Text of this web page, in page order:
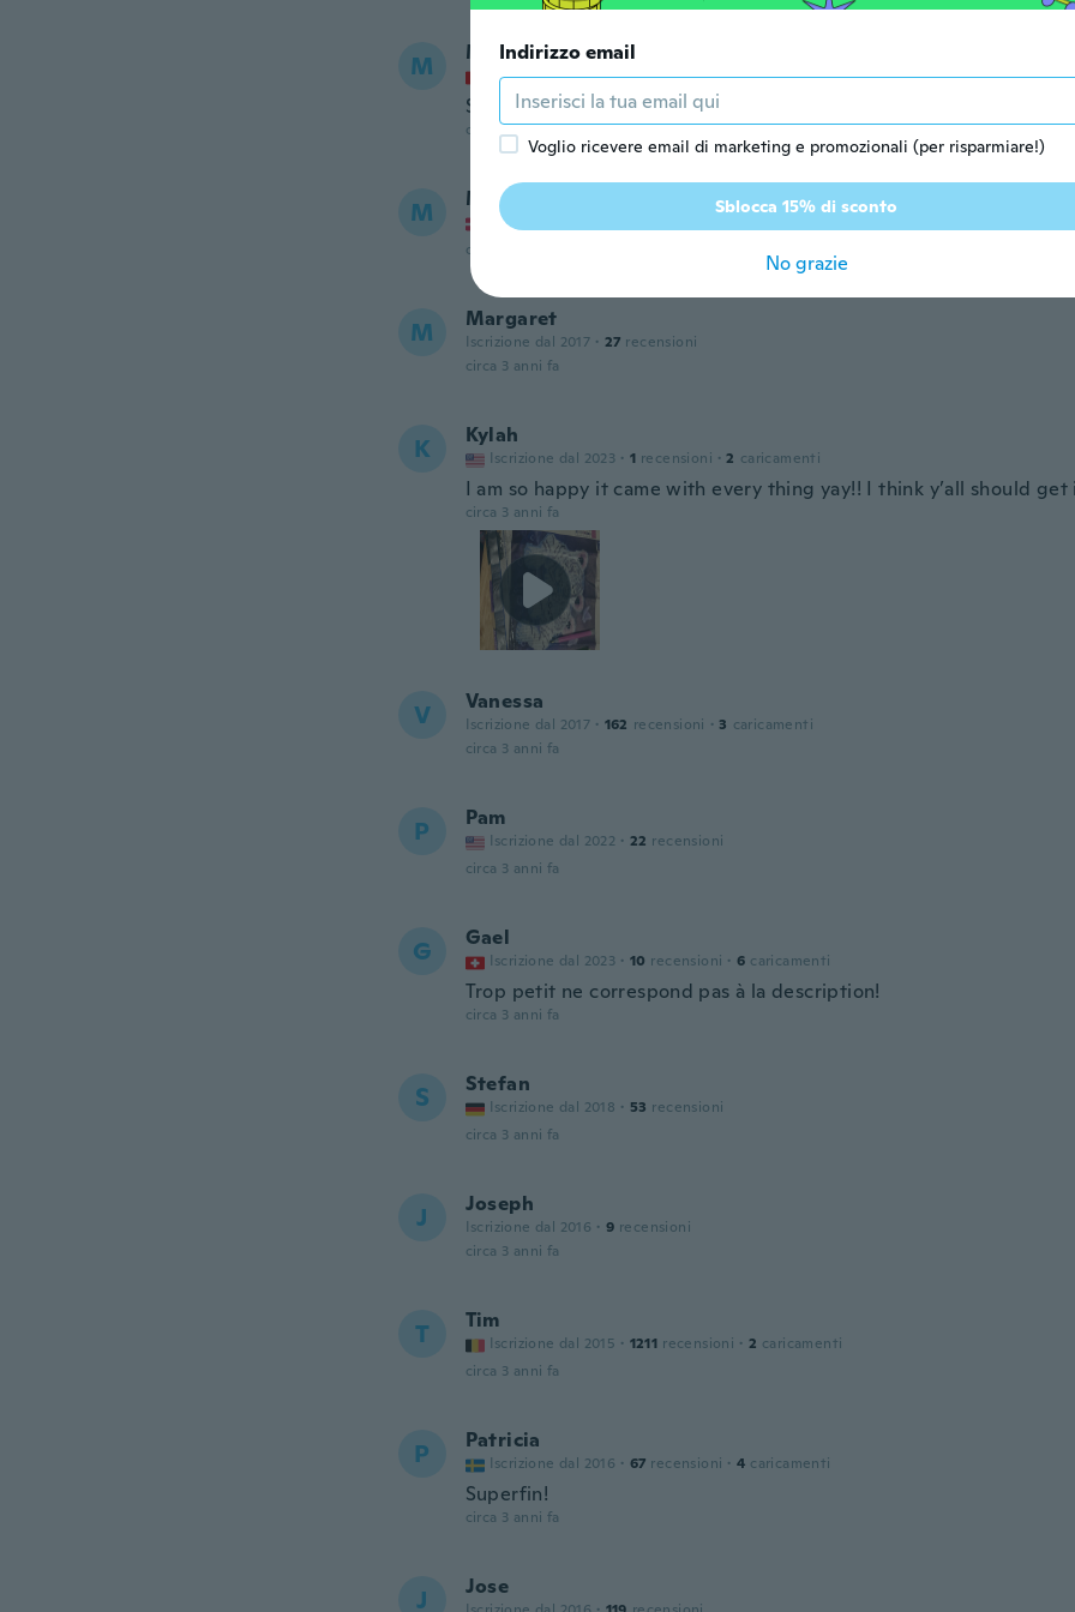
M Martin
Iscrizione dal 2023 · 31 recensioni · 2 caricamenti
Super süss
circa 3 anni fa
M Michelle
Iscrizione dal 2016
circa 3 anni fa
M Margaret
Iscrizione dal 2017 · 27 recensioni
circa 3 anni fa
K Kylah
Iscrizione dal 2023 · 1 recensioni · 2 caricamenti
I am so happy it came with every thing yay!! I think y’all should get
circa 3 anni fa
V Vanessa
Iscrizione dal 2017 · 162 recensioni · 3 caricamenti
circa 3 anni fa
P Pam
Iscrizione dal 2022 · 22 recensioni
circa 3 anni fa
G Gael
Iscrizione dal 2023 · 10 recensioni · 6 caricamenti
Trop petit ne correspond pas à la description!
circa 3 anni fa
S Stefan
Iscrizione dal 2018 · 53 recensioni
circa 3 anni fa
J Joseph
Iscrizione dal 2016 · 9 recensioni
circa 3 anni fa
T Tim
Iscrizione dal 2015 · 1211 recensioni · 2 caricamenti
circa 3 anni fa
P Patricia
Iscrizione dal 2016 · 67 recensioni · 4 caricamenti
Superfin!
circa 3 anni fa
J Jose
Indirizzo email
Voglio ricevere email di marketing e promozionali (per risparmiare!)
Sblocca 15% di sconto
No grazie